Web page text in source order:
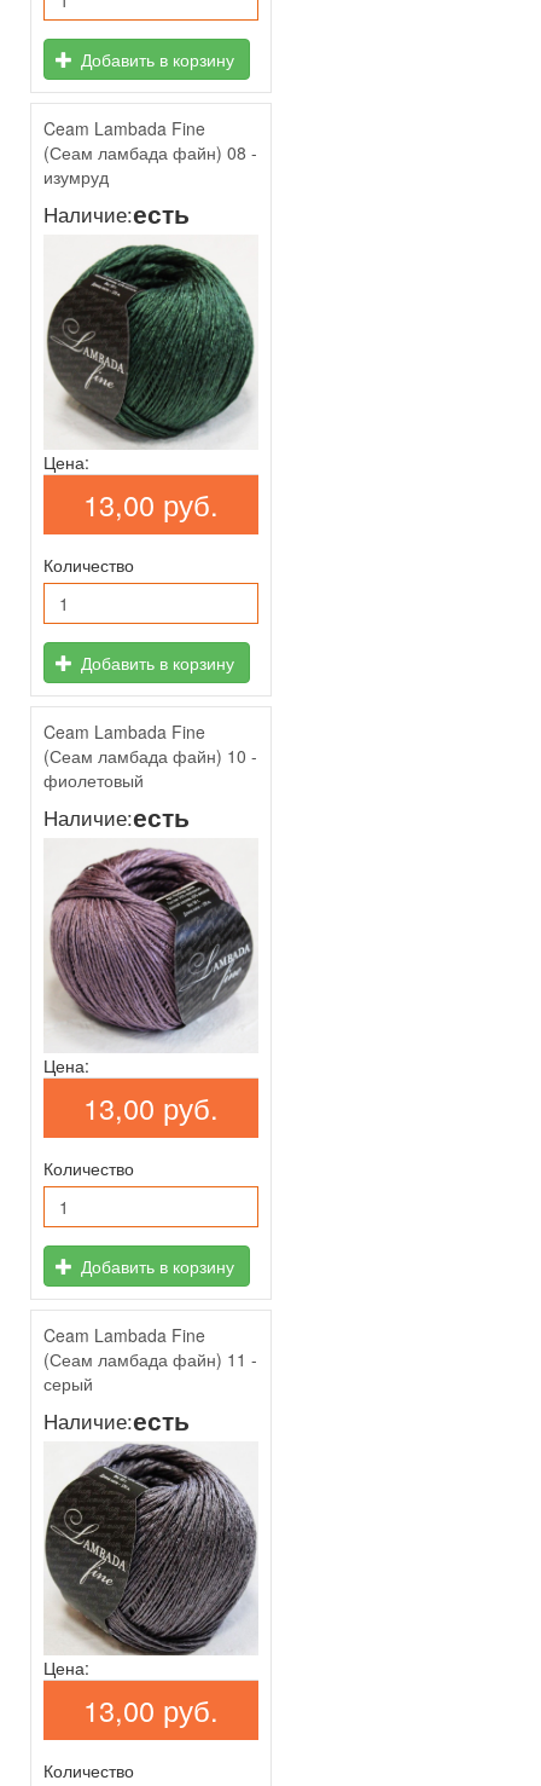
Добавить в корзину
Ceam Lambada Fine
(Сеам ламбада файн) 08 -
изумруд
Наличие:есть
Цена:
13,00 руб.
Количество
Добавить в корзину
Ceam Lambada Fine
(Сеам ламбада файн) 10 -
фиолетовый
Наличие:есть
Цена:
13,00 руб.
Количество
Добавить в корзину
Ceam Lambada Fine
(Сеам ламбада файн) 11 -
серый
Наличие:есть
Цена:
13,00 руб.
Количество